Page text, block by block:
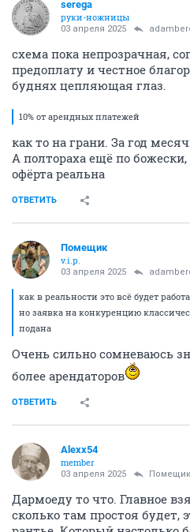
serega
руки-ножницы
03 апреля 2025
схема пока непрозрачная,
предоплату и честное
буднях цепляющая глаз.
10% от арендных платежей
как то на грани. За год
А полтораха ещё по
офёрта реальна
ОТВЕТИТЬ
Помещик
v.i.p.
03 апреля 2025
как в реальности это всё будет
но заявка на конкуренцию
подана
Очень сильно сомневаюсь
более арендаторов
ОТВЕТИТЬ
Alexx54
member
03 апреля 2025 Помещик
Дармоеду то что. Главное
сколько там простоя будет,